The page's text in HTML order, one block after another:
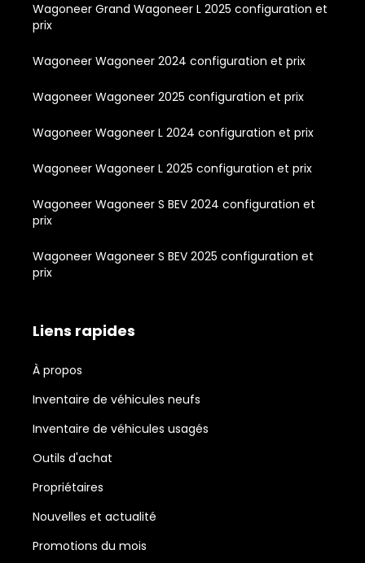
Wagoneer Grand Wagoneer L 2025 configuration et
prix
Wagoneer Wagoneer 2024 configuration et prix
Wagoneer Wagoneer 2025 configuration et prix
Wagoneer Wagoneer L 2024 configuration et prix
Wagoneer Wagoneer L 2025 configuration et prix
Wagoneer Wagoneer S BEV 2024 configuration et
prix
Wagoneer Wagoneer S BEV 2025 configuration et
prix
Liens rapides
À propos
Inventaire de véhicules neufs
Inventaire de véhicules usagés
Outils d'achat
Propriétaires
Nouvelles et actualité
Promotions du mois